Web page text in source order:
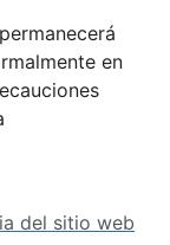
en
del sitio web